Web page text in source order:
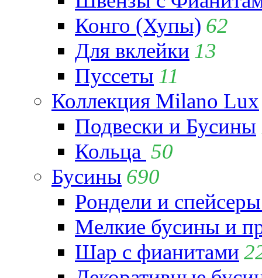
Конго (Хупы) 62
Для вклейки 13
Пуссеты 11
Коллекция Milano Lux
Подвески и Бусины
Кольца 50
Бусины 690
Рондели и
Мелкие бусины и
Шар с фианитами